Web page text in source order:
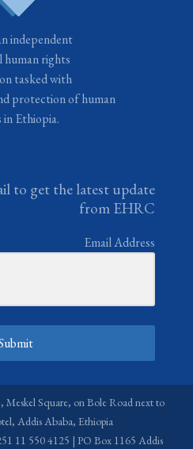
independent
human rights
tasked with
protection of human
in Ethiopia.
to get the latest update
from EHRC
Email Address
Meskel Square, on Bole Road next to
Addis Ababa, Ethiopia
11 550 4125 | PO Box 1165 Addis